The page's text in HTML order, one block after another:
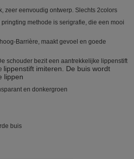
zeer eenvoudig ontwerp. Slechts 2colors
methode is serigrafie, die een mooi
hoog-Barrière, maakt gevoel en goede
schouder bezit een aantrekkelijke lippenstift
lippenstift imiteren. De buis wordt
lippen
en donkergroen
buis